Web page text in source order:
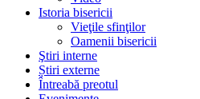
Istoria bisericii
Vieţile sfinţilor
Oamenii bisericii
Ştiri interne
Știri externe
Întreabă preotul